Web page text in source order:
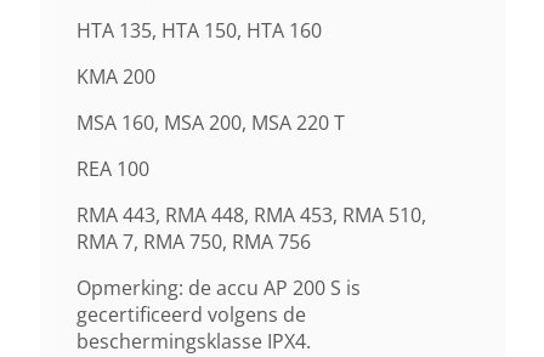
HTA 135, HTA 150, HTA 160
KMA 200
MSA 160, MSA 200, MSA 220 T
REA 100
RMA 443, RMA 448, RMA 453, RMA 510,
RMA 7, RMA 750, RMA 756
Opmerking: de accu AP 200 S is
gecertificeerd volgens de
beschermingsklasse IPX4.